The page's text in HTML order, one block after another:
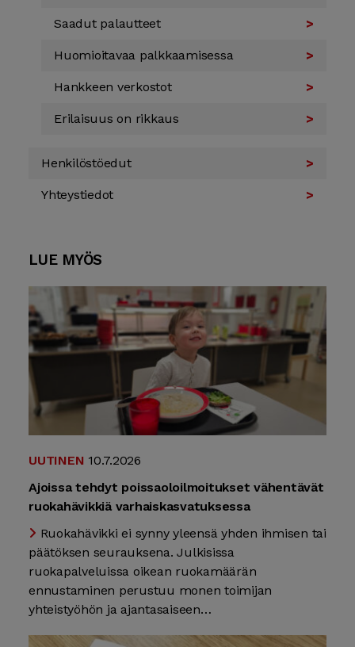
Saadut palautteet
Huomioitavaa palkkaamisessa
Hankkeen verkostot
Erilaisuus on rikkaus
Henkilöstö­edut
Yhteys­tiedot
LUE MYÖS
UUTINEN 10.7.2026
Ajoissa tehdyt poissaoloilmoitukset vähentävät
ruokahävikkiä varhaiskasvatuksessa
Ruokahävikki ei synny yleensä yhden ihmisen tai
päätöksen seurauksena. Julkisissa
ruokapalveluissa oikean ruokamäärän
ennustaminen perustuu monen toimijan
yhteistyöhön ja ajantasaiseen…